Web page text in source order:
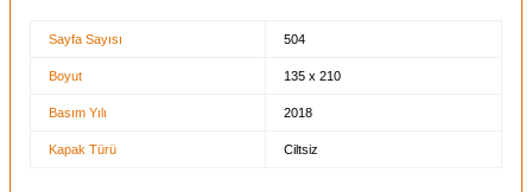
Sayfa Sayısı 504
Boyut 135 x 210
Basım Yılı 2018
Kapak Türü Ciltsiz